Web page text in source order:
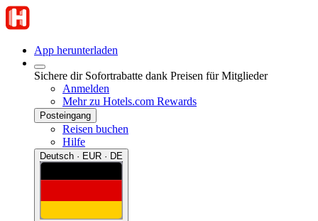
App herunterladen
Sichere dir Sofortrabatte dank Preisen für Mitglieder
Anmelden
Mehr zu Hotels.com Rewards
Posteingang
Reisen buchen
Hilfe
Deutsch · EUR · DE